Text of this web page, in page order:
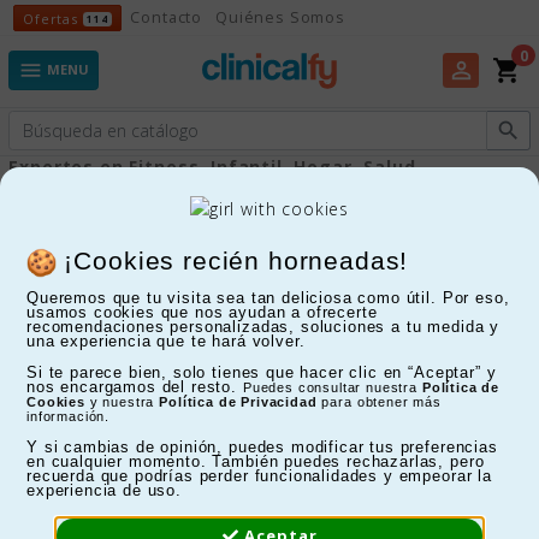
¡Cookies recién horneadas!
Queremos que tu visita sea tan deliciosa como útil. Por eso,
usamos cookies que nos ayudan a ofrecerte
recomendaciones personalizadas, soluciones a tu medida y
una experiencia que te hará volver.
Si te parece bien, solo tienes que hacer clic en “Aceptar” y
nos encargamos del resto.
Puedes consultar nuestra Política de
Cookies y nuestra Política de Privacidad para obtener más
información.
Y si cambias de opinión, puedes modificar tus preferencias
en cualquier momento. También puedes rechazarlas, pero
recuerda que podrías perder funcionalidades y empeorar la
experiencia de uso.
Ofertas 114 Ofertas
Contacto Quiénes Somos
 MENU perm_identity shopping_cart
0
Expertos en Fitness, Infantil, Hogar, Salud...

FILTRAR
Mostrando 1-3 de 3 artículo(s)